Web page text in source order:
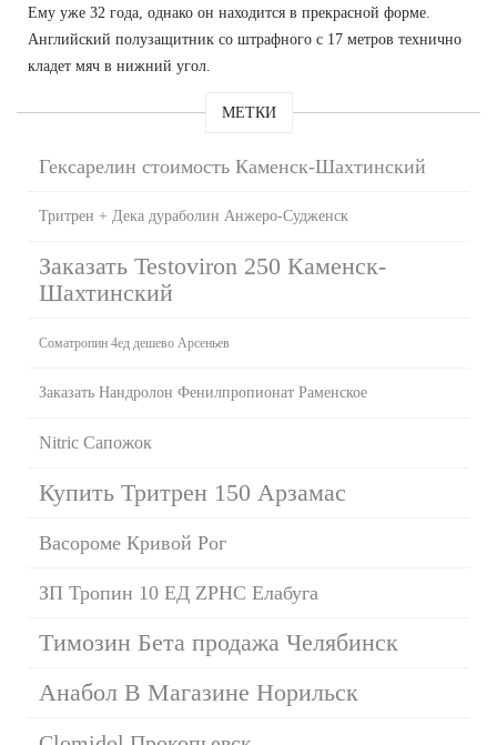
Ему уже 32 года, однако он находится в прекрасной форме.
Английский полузащитник со штрафного с 17 метров технично
кладет мяч в нижний угол.
МЕТКИ
Гексарелин стоимость Каменск-Шахтинский
Тритрен + Дека дураболин Анжеро-Судженск
Заказать Testoviron 250 Каменск-
Шахтинский
Cоматропин 4ед дешево Арсеньев
Заказать Нандролон Фенилпропионат Раменское
Nitric Сапожок
Купить Тритрен 150 Арзамас
Васороме Кривой Рог
ЗП Тропин 10 ЕД ZPHC Елабуга
Tимозин Бета продажа Челябинск
Анабол В Магазине Норильск